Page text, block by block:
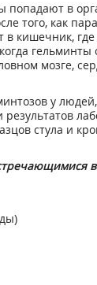
попадают в
того, как
в кишечник,
гельминты
мозге,
у
результатов
стула и